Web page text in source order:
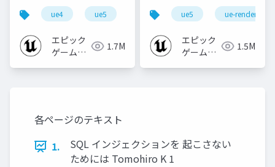
心者向け編 - 2023 v1.0
ue4 ue5 ue-beginner
エピック
ゲームズ
1.7M
なところ
ue5 ue-rendering
エピック
ゲームズ
1.5M
各ページのテキスト
1.
SQL インジェクションを 起こさない
ためには Tomohiro K 1